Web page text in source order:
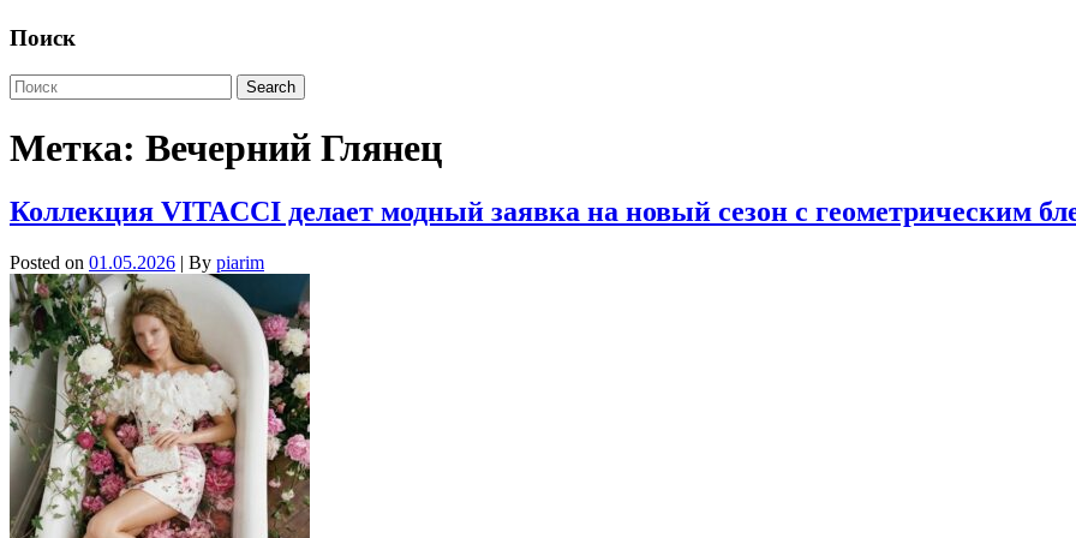
Поиск
Метка: Вечерний Глянец
Коллекция VITACCI делает модный заявка на новый сезон с геометрическим
Posted on 01.05.2026 | By piarim